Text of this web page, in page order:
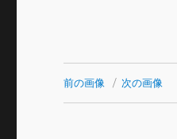
前の画像 次の画像